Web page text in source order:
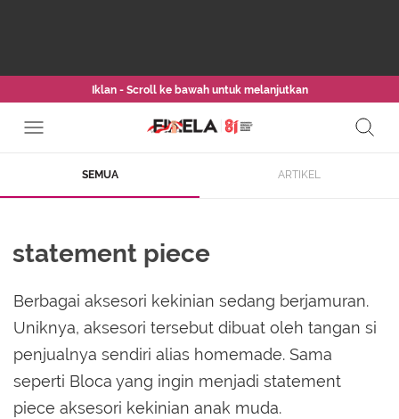
Iklan - Scroll ke bawah untuk melanjutkan
SEMUA ARTIKEL
statement piece
Berbagai aksesori kekinian sedang berjamuran.
Uniknya, aksesori tersebut dibuat oleh tangan si
penjualnya sendiri alias homemade. Sama
seperti Bloca yang ingin menjadi statement
piece aksesori kekinian anak muda.